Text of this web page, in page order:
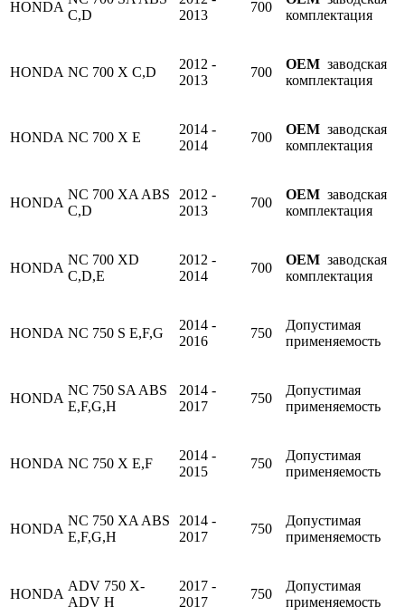
HONDA
C,D
2013
700
комплектация
HONDA NC 700 X C,D
2012 -
2013
700
OEM заводская
комплектация
HONDA NC 700 X E
2014 -
2014
700
OEM заводская
комплектация
HONDA
NC 700 XA ABS
C,D
2012 -
2013
700
OEM заводская
комплектация
HONDA
NC 700 XD
C,D,E
2012 -
2014
700
OEM заводская
комплектация
HONDA NC 750 S E,F,G
2014 -
2016
750
Допустимая
применяемость
HONDA
NC 750 SA ABS
E,F,G,H
2014 -
2017
750
Допустимая
применяемость
HONDA NC 750 X E,F
2014 -
2015
750
Допустимая
применяемость
HONDA
NC 750 XA ABS
E,F,G,H
2014 -
2017
750
Допустимая
применяемость
HONDA
ADV 750 X-
ADV H
2017 -
2017
750
Допустимая
применяемость